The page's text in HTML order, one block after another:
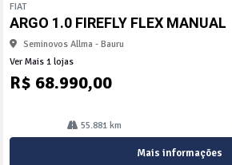
arti
lhe
FIAT
ARGO 1.0 FIREFLY FLEX MANUAL
Seminovos Allma - Bauru
Ver Mais 1 lojas
R$ 68.990,00
55.881 km
Mais informações